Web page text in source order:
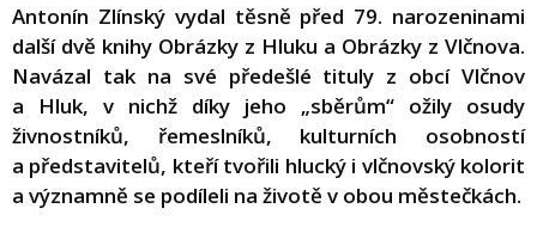
Antonín Zlínský vydal těsně před 79. narozeninami
další dvě knihy Obrázky z Hluku a Obrázky z Vlčnova.
Navázal tak na své předešlé tituly z obcí Vlčnov
a Hluk, v nichž díky jeho „sběrům“ ožily osudy
živnostníků, řemeslníků, kulturních osobností
a představitelů, kteří tvořili hlucký i vlčnovský kolorit
a významně se podíleli na životě v obou městečkách.